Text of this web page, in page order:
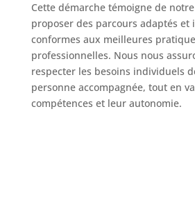
Cette démarche témoigne de
proposer des parcours adaptés et
conformes aux meilleures
professionnelles. Nous nous
respecter les besoins individuels
personne accompagnée, tout en
compétences et leur autonomie.